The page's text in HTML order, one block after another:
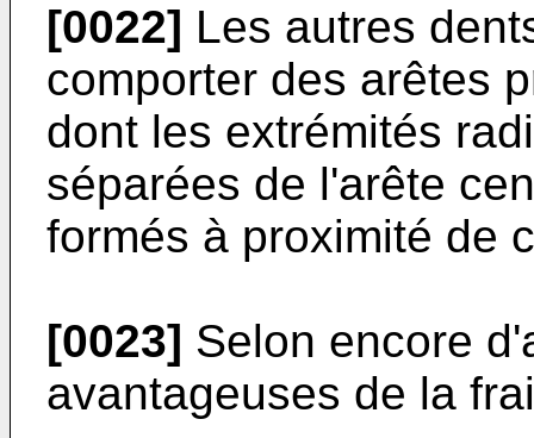
[0022] Les autres
comporter des arêtes
dont les extrémités
séparées de l'arête
formés à proximité de
[0023] Selon encore
avantageuses de la